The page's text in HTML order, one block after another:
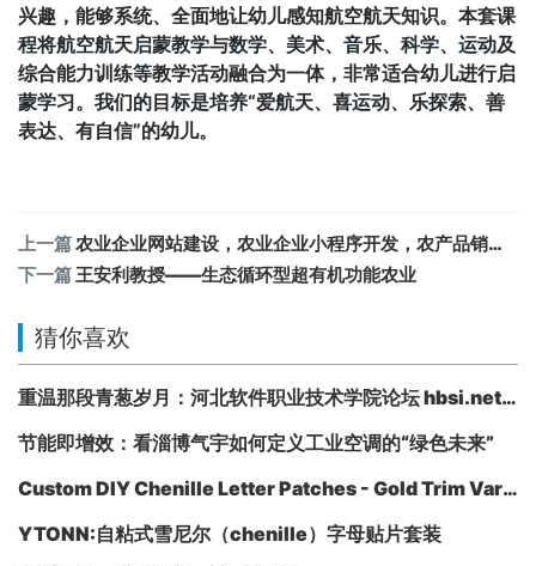
兴趣，能够系统、全面地让幼儿感知航空航天知识。本套课
程将航空航天启蒙教学与数学、美术、音乐、科学、运动及
综合能力训练等教学活动融合为一体，非常适合幼儿进行启
蒙学习。我们的目标是培养“爱航天、喜运动、乐探索、善
表达、有自信”的幼儿。
上一篇农业企业网站建设，农业企业小程序开发，农产品销售推广
下一篇王安利教授——生态循环型超有机功能农业
猜你喜欢
重温那段青葱岁月：河北软件职业技术学院论坛 hbsi.net —— 2007 年至今的校园数字记忆
节能即增效：看淄博气宇如何定义工业空调的“绿色未来”
Custom DIY Chenille Letter Patches - Gold Trim Varsity Alphabet Appliques
YTONN:自粘式雪尼尔（chenille）字母贴片套装